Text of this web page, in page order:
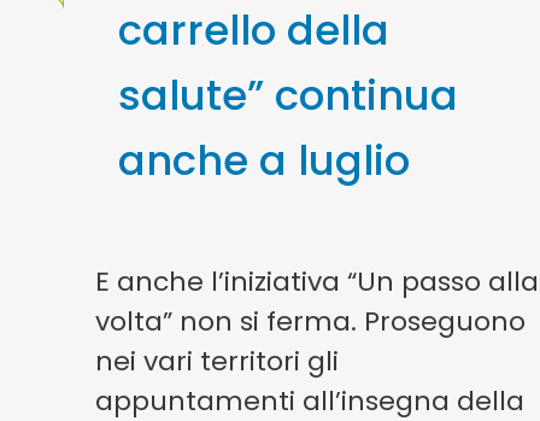
carrello della
salute” continua
anche a luglio
E anche l’iniziativa “Un passo alla
volta” non si ferma. Proseguono
nei vari territori gli
appuntamenti all’insegna della